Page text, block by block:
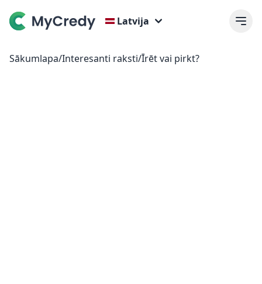
Latvija
Sākumlapa/Interesanti raksti/Īrēt vai pirkt?